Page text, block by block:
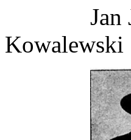
Jan
Kowalewski